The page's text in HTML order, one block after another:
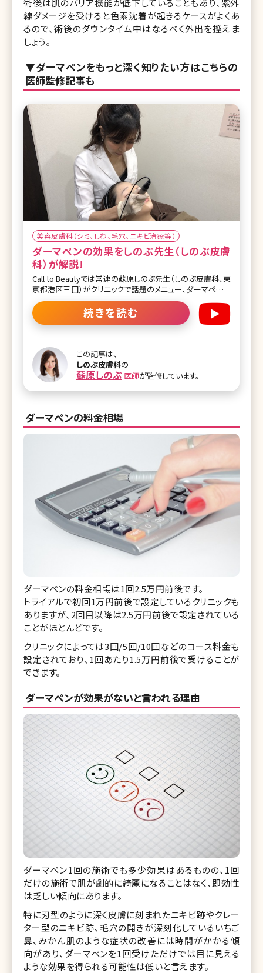
術後は肌のバリア機能が低下していることもあり、紫外
線ダメージを受けると色素沈着が起きるケースがよくあ
るので、術後のダウンタイム中はなるべく外出を控えま
しょう。
▼ダーマペンをもっと深く知りたい方はこちらの
医師監修記事も
美容皮膚科（シミ、しわ、毛穴、ニキビ治療等）
ダーマペンの効果をしのぶ先生（しのぶ皮膚
科）が解説!
Call to Beautyでは常連の蘇原しのぶ先生（しのぶ皮膚科、東
京都港区三田）がクリニックで話題のメニュー、ダーマペンに
ついて詳しく解説してくれました。 気になるニキビ跡、治療が
難しかったクレーターに救世主現る!またニキビ跡以外にも意
外な箇所に効果が期待できる!?米国ではFDAに認可されてい
に適しています ーダーマペンはどうのような治療ですか?患
者様で1番多いお悩みを教えてください。 しのぶ先生（以下
S）：ニキビ跡や特にクレーターに効果がある治療です。例え
ば傷ができたときに、人の体は傷を治そうという自然治癒力
が生まれます。同じような原理で、わざと傷をつけて肌の再生
どニキビ跡がクレーターとして残ってしま
続きを読む
この記事は、
しのぶ皮膚科の
蘇原しのぶ 医師が監修しています。
ダーマペンの料金相場
ダーマペンの料金相場は1回2.5万円前後です。
トライアルで初回1万円前後で設定しているクリニックも
ありますが、2回目以降は2.5万円前後で設定されている
ことがほとんどです。
クリニックによっては3回/5回/10回などのコース料金も
設定されており、1回あたり1.5万円前後で受けることが
できます。
ダーマペンが効果がないと言われる理由
ダーマペン1回の施術でも多少効果はあるものの、1回
だけの施術で肌が劇的に綺麗になることはなく、即効性
は乏しい傾向にあります。
特に刃型のように深く皮膚に刻まれたニキビ跡やクレー
ター型のニキビ跡、毛穴の開きが深刻化しているいちご
鼻、みかん肌のような症状の改善には時間がかかる傾
向があり、ダーマペンを1回受けただけでは目に見える
ような効果を得られる可能性は低いと言えます。